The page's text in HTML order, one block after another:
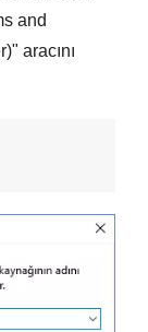
and
" aracını